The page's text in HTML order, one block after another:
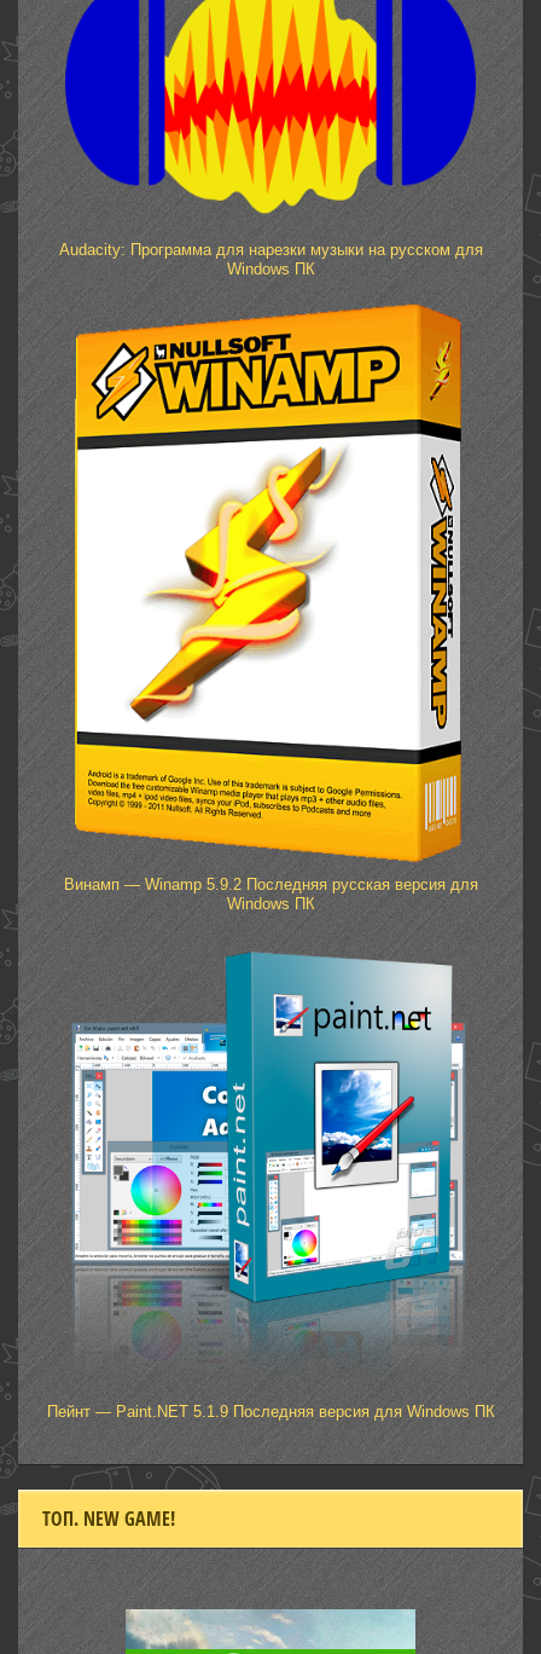
Audacity: Программа для нарезки музыки на русском для
Windows ПК
Винамп — Winamp 5.9.2 Последняя русская версия для
Windows ПК
Пейнт — Paint.NET 5.1.9 Последняя версия для Windows ПК
ТОП. NEW GAME!